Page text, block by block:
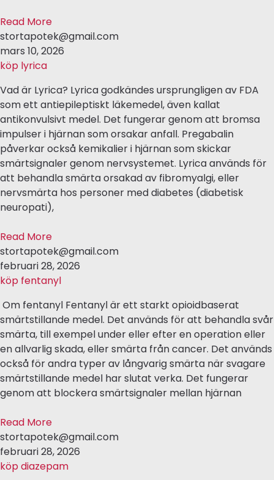
Read More
stortapotek@gmail.com
mars 10, 2026
köp lyrica
Vad är Lyrica? Lyrica godkändes ursprungligen av FDA
som ett antiepileptiskt läkemedel, även kallat
antikonvulsivt medel. Det fungerar genom att bromsa
impulser i hjärnan som orsakar anfall. Pregabalin
påverkar också kemikalier i hjärnan som skickar
smärtsignaler genom nervsystemet. Lyrica används för
att behandla smärta orsakad av fibromyalgi, eller
nervsmärta hos personer med diabetes (diabetisk
neuropati),
Read More
stortapotek@gmail.com
februari 28, 2026
köp fentanyl
Om fentanyl Fentanyl är ett starkt opioidbaserat
smärtstillande medel. Det används för att behandla svår
smärta, till exempel under eller efter en operation eller
en allvarlig skada, eller smärta från cancer. Det används
också för andra typer av långvarig smärta när svagare
smärtstillande medel har slutat verka. Det fungerar
genom att blockera smärtsignaler mellan hjärnan
Read More
stortapotek@gmail.com
februari 28, 2026
köp diazepam